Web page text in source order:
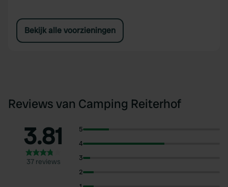
Bekijk alle voorzieningen
Reviews van Camping Reiterhof
3.81
37 reviews
5
4
3
2